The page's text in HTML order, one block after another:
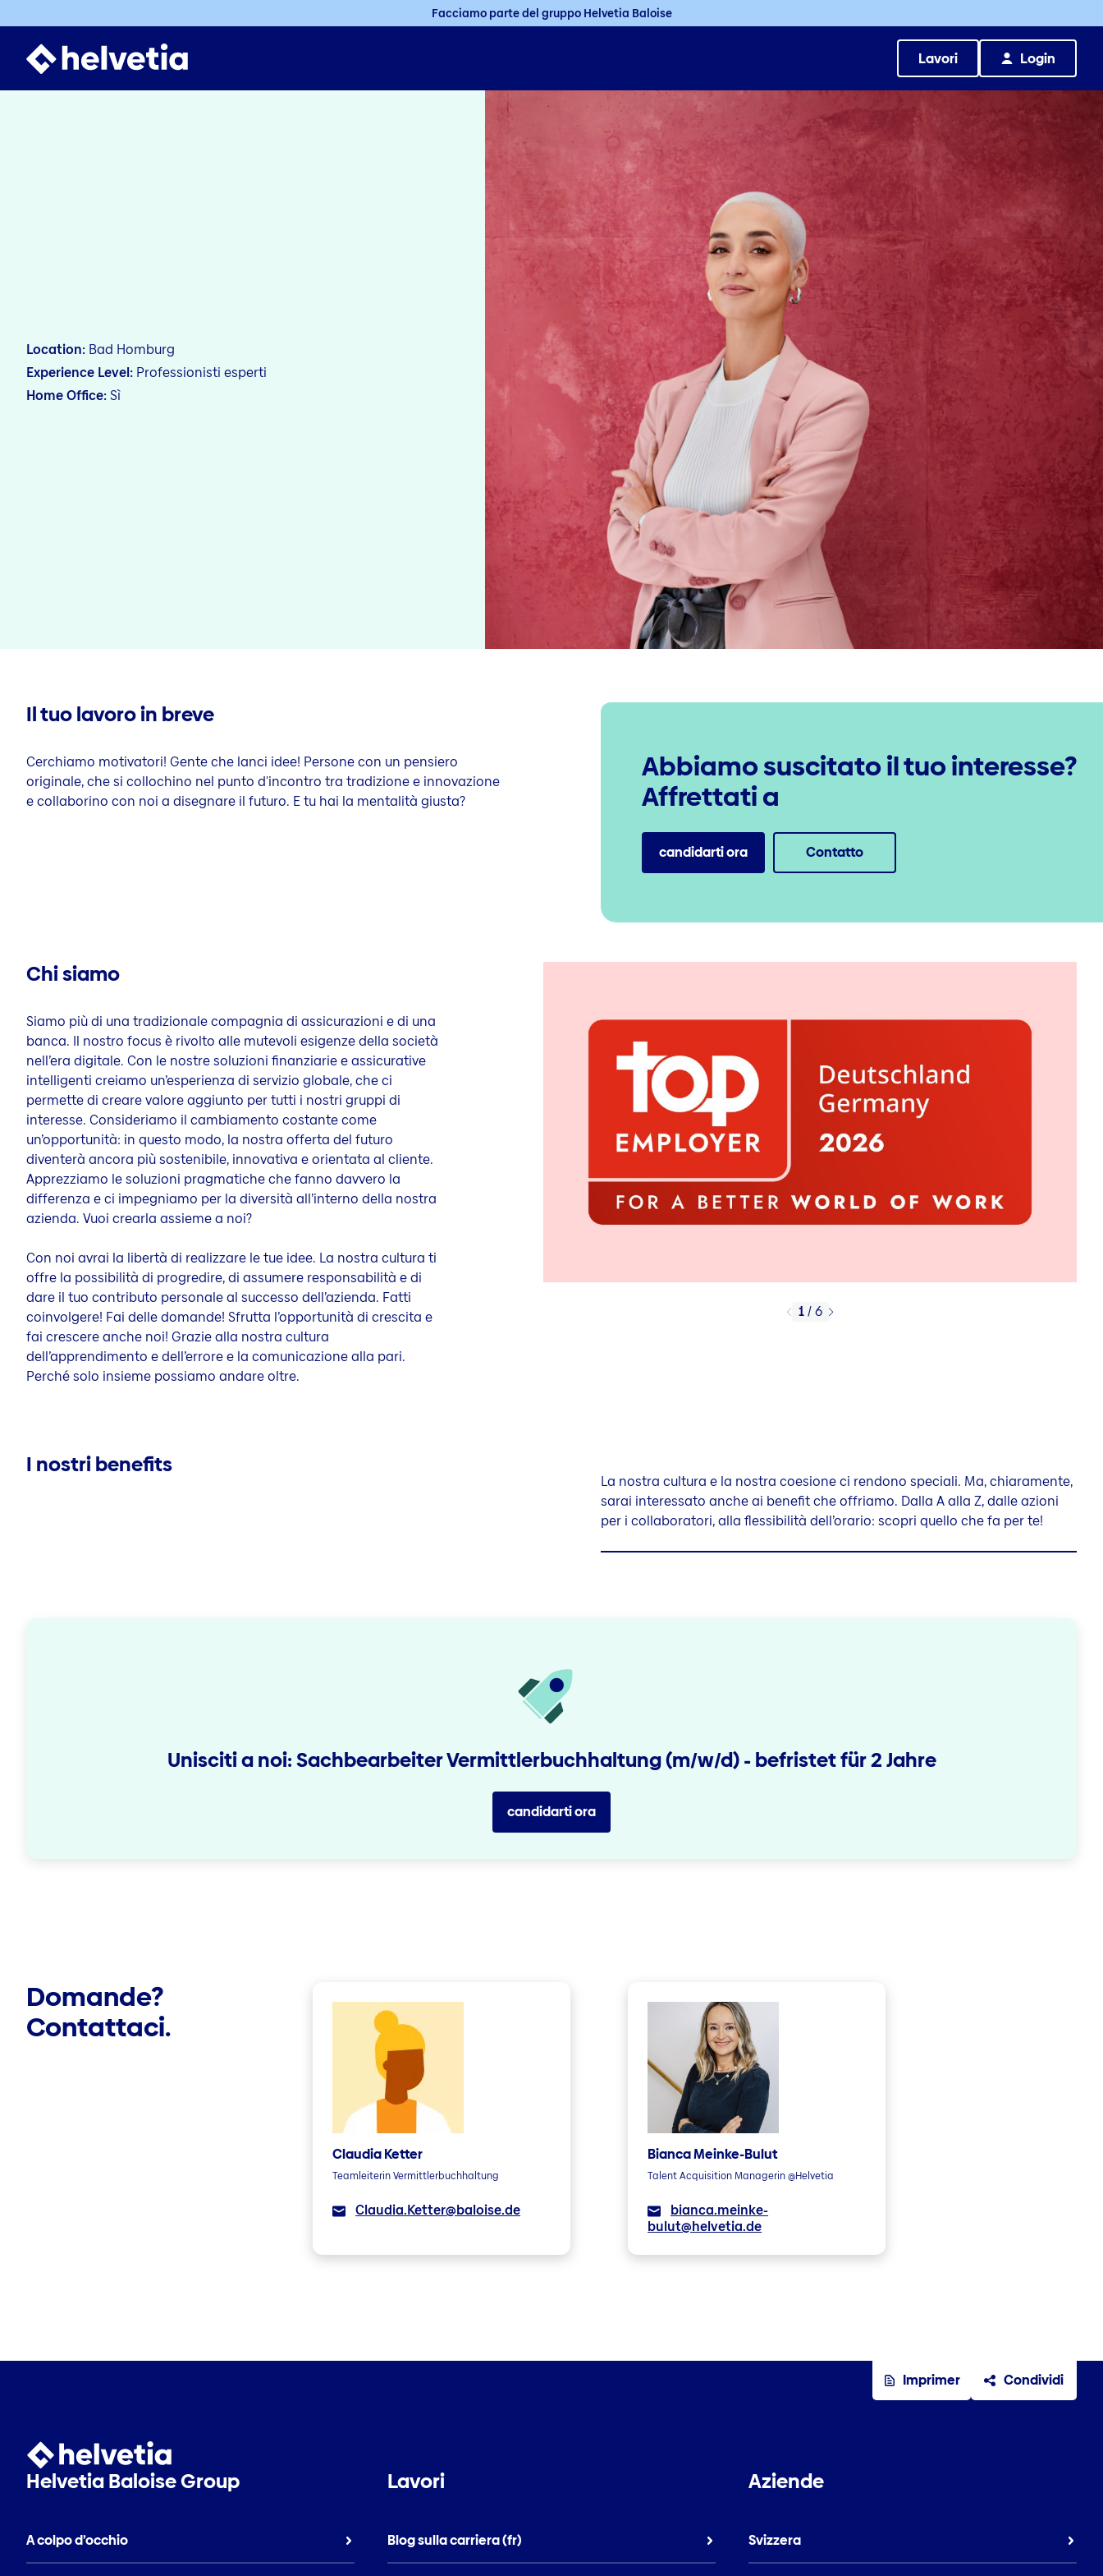
Facciamo parte del gruppo Helvetia Baloise
Lavori Login
Location Bad Homburg
Experience Level Professionisti esperti
Home OfficeSì
Il tuo lavoro in breve
Cerchiamo motivatori! Gente che lanci idee! Persone con un pensiero
originale, che si collochino nel punto d'incontro tra tradizione e innovazione
e collaborino con noi a disegnare il futuro. E tu hai la mentalità giusta?
Abbiamo suscitato il tuo interesse?
Affrettati a
candidarti ora Contatto
Chi siamo
Siamo più di una tradizionale compagnia di assicurazioni e di una
banca. Il nostro focus è rivolto alle mutevoli esigenze della società
nell’era digitale. Con le nostre soluzioni finanziarie e assicurative
intelligenti creiamo un’esperienza di servizio globale, che ci
permette di creare valore aggiunto per tutti i nostri gruppi di
interesse. Consideriamo il cambiamento costante come
un’opportunità: in questo modo, la nostra offerta del futuro
diventerà ancora più sostenibile, innovativa e orientata al cliente.
Apprezziamo le soluzioni pragmatiche che fanno davvero la
differenza e ci impegniamo per la diversità all’interno della nostra
azienda. Vuoi crearla assieme a noi?
Con noi avrai la libertà di realizzare le tue idee. La nostra cultura ti
offre la possibilità di progredire, di assumere responsabilità e di
dare il tuo contributo personale al successo dell’azienda. Fatti
coinvolgere! Fai delle domande! Sfrutta l’opportunità di crescita e
fai crescere anche noi! Grazie alla nostra cultura
dell’apprendimento e dell’errore e la comunicazione alla pari.
Perché solo insieme possiamo andare oltre.
1/6
I nostri benefits
La nostra cultura e la nostra coesione ci rendono speciali. Ma, chiaramente,
sarai interessato anche ai benefit che offriamo. Dalla A alla Z, dalle azioni
per i collaboratori, alla flessibilità dell’orario: scopri quello che fa per te!
Unisciti a noi: Sachbearbeiter Vermittlerbuchhaltung (m/w/d) - befristet für 2 Jahre
candidarti ora
Domande?
Contattaci.
Claudia Ketter
Teamleiterin Vermittlerbuchhaltung
Claudia.Ketter@baloise.de
Bianca Meinke-Bulut
Talent Acquisition Managerin @Helvetia
bianca.meinke-
bulut@helvetia.de
Imprimer Condividi
Helvetia Baloise Group
A colpo d’occhio
Lavori
Blog sulla carriera (fr)
Aziende
Svizzera